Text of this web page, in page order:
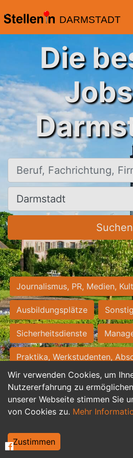
DARMSTADT
Wir verwenden Cookies, um
Nutzererfahrung zu
unserer Webseite stimmen Sie
von Cookies zu. Mehr
Zustimmen
Die
Beruf, Fachrichtung, Firma
Ort, Stadt
Suchen
Journalismus, PR, Medien,
Ausbildungsplätze
Sicherheitsdienste
Praktika, Werkstudenten,
Personalwesen
Hilfskräfte, Aushilfs- und
Weiterbildung, Studium, duale